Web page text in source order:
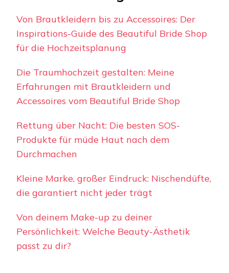
Von Brautkleidern bis zu Accessoires: Der
Inspirations-Guide des Beautiful Bride Shop
für die Hochzeitsplanung
Die Traumhochzeit gestalten: Meine
Erfahrungen mit Brautkleidern und
Accessoires vom Beautiful Bride Shop
Rettung über Nacht: Die besten SOS-
Produkte für müde Haut nach dem
Durchmachen
Kleine Marke, großer Eindruck: Nischendüfte,
die garantiert nicht jeder trägt
Von deinem Make-up zu deiner
Persönlichkeit: Welche Beauty-Ästhetik
passt zu dir?